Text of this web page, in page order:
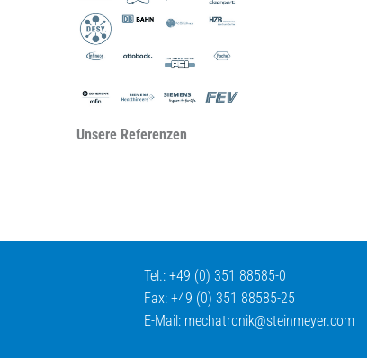
Unsere Referenzen
Tel.: +49 (0) 351 88585-0
Fax: +49 (0) 351 88585-25
E-Mail: mechatronik@steinmeyer.com